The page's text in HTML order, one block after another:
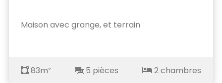
Maison avec grange, et terrain
83m² 5 pièces 2 chambres